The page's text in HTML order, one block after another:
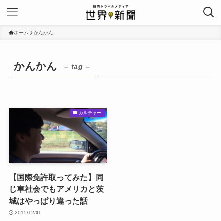
ホーム かんかん
かんかん – tag –
カルチャー
【国際免許取ってみた】同
じ車社会でもアメリカと茨
城はやっぱり違った話
2015/12/01